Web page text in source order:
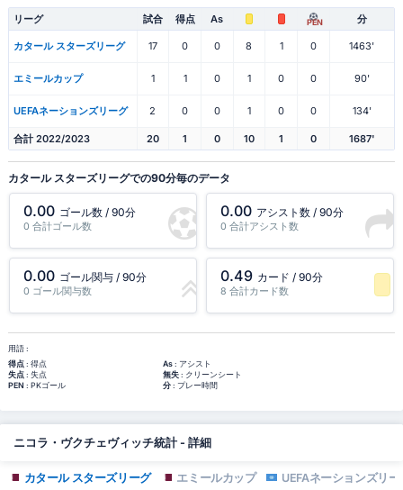
リーグ 試合 得点 As PEN 分
カタール スターズリーグ 17 0 0 8 1 0 1463'
エミールカップ 1 1 0 1 0 0 90'
UEFAネーションズリーグ 2 0 0 1 0 0 134'
合計 2022/2023 20 1 0 10 1 0 1687'
カタール スターズリーグでの90分毎のデータ
0.00 ゴール数 / 90分
0 合計ゴール数
0.00 アシスト数 / 90分
0 合計アシスト数
0.00 ゴール関与 / 90分
0 ゴール関与数
0.49 カード / 90分
8 合計カード数
用語 :
得点: 得点 As: アシスト
失点: 失点 無失: クリーンシート
PEN : PKゴール 分: プレー時間
ニコラ・ヴクチェヴィッチ統計 - 詳細
カタール スターズリーグ エミールカップ UEFAネーションズリー